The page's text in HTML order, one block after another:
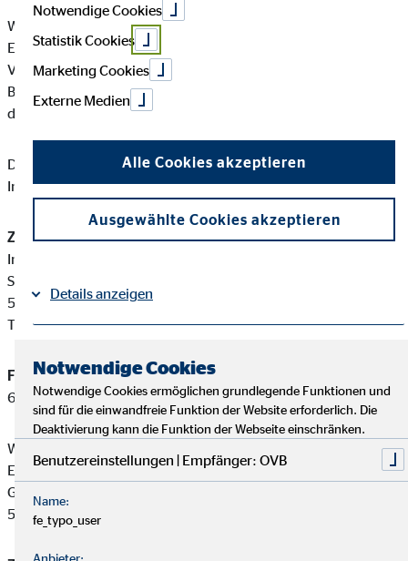
Wolfgang Schröck ist ein Versicherungsvertreter mit
Erlaubnispflicht nach § 34 d Abs. 1 GewO, eingetragen in das
Vermittlerregister gemäß § 34d Abs. 10 GewO,
Bundesrepublik Deutschland Berufsrechtliche Regelung: § 34
d GewO, §§ 59 - 68 VVG, VersVermV
Diese berufsrechtlichen Regelungen können Sie auf folgender
Internetseite einsehen:www.gesetze-im-internet.de
Zuständige Erlaubnisbehörde:
Industrie- und Handelskammer Koblenz
Schloßstraße 2
56068 Koblenz
Tel: +49 261 1060
Finanzanlagenvermittler-Registernummer:
65
Wolfgang Schröck ist ein Finanzanlagenvermittler mit
Erlaubnispflicht nach § 34 f Abs. 1 Satz 1 Nummer 1 und 2
GewO, eingetragen in das Vermittlerregister gemäß § 34 f Abs.
5 GewO.
Notwendige Cookies
Statistik Cookies
Marketing Cookies
Externe Medien
Alle Cookies akzeptieren
Ausgewählte Cookies akzeptieren
Details anzeigen
Notwendige Cookies
Notwendige Cookies ermöglichen grundlegende Funktionen und
sind für die einwandfreie Funktion der Website erforderlich. Die
Deaktivierung kann die Funktion der Webseite einschränken.
Benutzereinstellungen | Empfänger: OVB
Name:
fe_typo_user
Anbieter: